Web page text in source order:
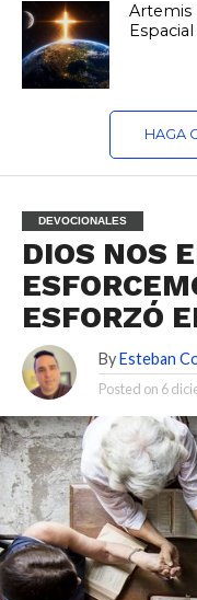
Artemis
HAGA
DEVOCIONALES
DIOS NOS
ESFORZÓ
By Esteban
Posted on 6